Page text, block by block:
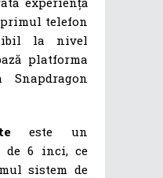
primul telefon
la nivel
platforma
Snapdragon
este un
de 6 inci, ce
sistem de